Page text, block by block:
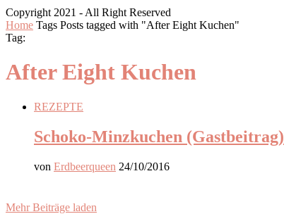
Copyright 2021 - All Right Reserved
Home Tags Posts tagged with "After Eight Kuchen"
Tag:
After Eight Kuchen
REZEPTE
Schoko-Minzkuchen (Gastbeitrag)
von Erdbeerqueen 24/10/2016
Mehr Beiträge laden